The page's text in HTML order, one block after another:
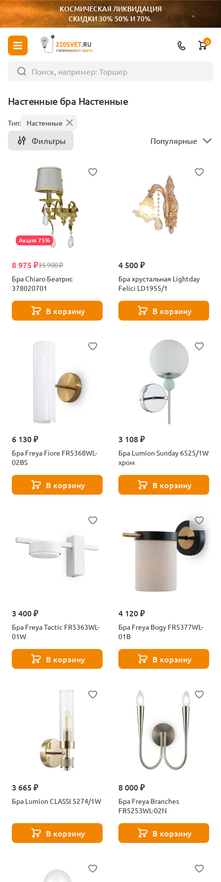
КОСМИЧЕСКАЯ ЛИКВИДАЦИЯ
СКИДКИ 30% 50% И 70%.
ГИПЕРМАРКЕТ СВЕТА
0
Настенные бра Настенные
Тип: Настенные
Фильтры Популярные
Акция 75%
35 900 ₽
8 975 ₽
Бра Chiaro Беатрис
378020701
В корзину
4 500 ₽
Бра хрустальная Lightday
Felici LD1955/1
В корзину
6 130 ₽
Бра Freya Fiore FR5368WL-
02BS
В корзину
3 108 ₽
Бра Lumion Sunday 6525/1W
хром
В корзину
3 400 ₽
Бра Freya Tactic FR5363WL-
01W
В корзину
4 120 ₽
Бра Freya Bogy FR5377WL-
01B
В корзину
3 665 ₽
Бра Lumion CLASSI 5274/1W
В корзину
8 000 ₽
Бра Freya Branches
FR5253WL-02N
В корзину